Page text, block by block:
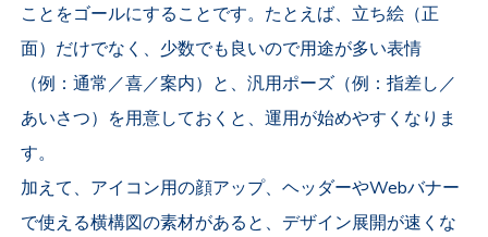
ことをゴールにすることです。たとえば、立ち絵（正
面）だけでなく、少数でも良いので用途が多い表情
（例：通常／喜／案内）と、汎用ポーズ（例：指差し／
あいさつ）を用意しておくと、運用が始めやすくなりま
す。
加えて、アイコン用の顔アップ、ヘッダーやWebバナー
で使える横構図の素材があると、デザイン展開が速くな